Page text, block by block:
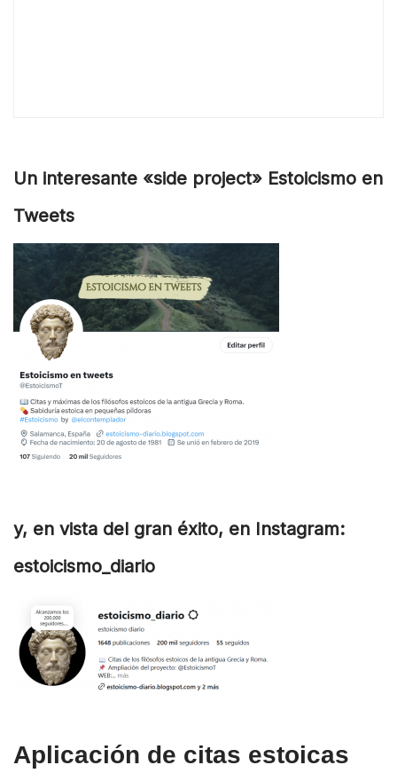
Un interesante «side project» Estoicismo en
Tweets
y, en vista del gran éxito, en Instagram:
estoicismo_diario
Aplicación de citas estoicas